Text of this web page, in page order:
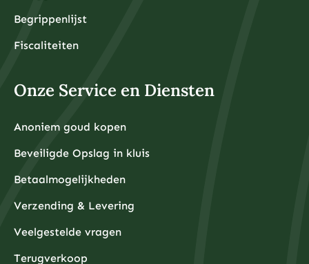
Begrippenlijst
Fiscaliteiten
Onze Service en Diensten
Anoniem goud kopen
Beveiligde Opslag in kluis
Betaalmogelijkheden
Verzending & Levering
Veelgestelde vragen
Terugverkoop